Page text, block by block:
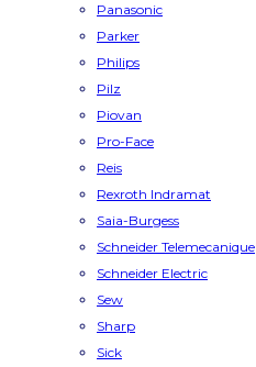
Panasonic
Parker
Philips
Pilz
Piovan
Pro-Face
Reis
Rexroth Indramat
Saia-Burgess
Schneider Telemecanique
Schneider Electric
Sew
Sharp
Sick